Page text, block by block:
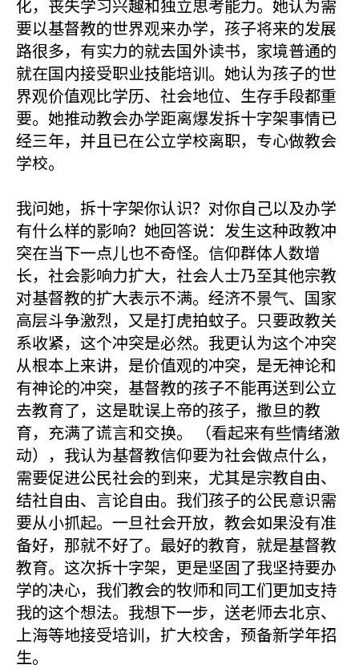
化，丧失学习兴趣和独立思考能力。她认为需
要以基督教的世界观来办学，孩子将来的发展
路很多，有实力的就去国外读书，家境普通的
就在国内接受职业技能培训。她认为孩子的世
界观价值观比学历、社会地位、生存手段都重
要。她推动教会办学距离爆发拆十字架事情已
经三年，并且已在公立学校离职，专心做教会
学校。
我问她，拆十字架你认识？对你自己以及办学
有什么样的影响？她回答说：发生这种政教冲
突在当下一点儿也不奇怪。信仰群体人数增
长，社会影响力扩大，社会人士乃至其他宗教
对基督教的扩大表示不满。经济不景气、国家
高层斗争激烈，又是打虎拍蚊子。只要政教关
系收紧，这个冲突是必然。我更认为这个冲突
从根本上来讲，是价值观的冲突，是无神论和
有神论的冲突，基督教的孩子不能再送到公立
去教育了，这是耽误上帝的孩子，撒旦的教
育，充满了谎言和交换。 （看起来有些情绪激
动），我认为基督教信仰要为社会做点什么，
需要促进公民社会的到来，尤其是宗教自由、
结社自由、言论自由。我们孩子的公民意识需
要从小抓起。一旦社会开放，教会如果没有准
备好，那就不好了。最好的教育，就是基督教
教育。这次拆十字架，更是坚固了我坚持要办
学的决心，我们教会的牧师和同工们更加支持
我的这个想法。我想下一步，送老师去北京、
上海等地接受培训，扩大校舍，预备新学年招
生。